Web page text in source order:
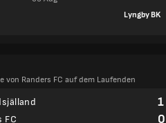
Lyngby BK
von Randers FC auf dem Laufenden
FC
1
0